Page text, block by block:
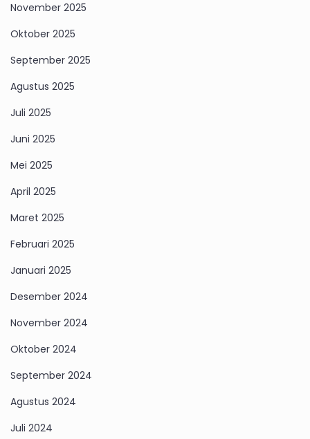
November 2025
Oktober 2025
September 2025
Agustus 2025
Juli 2025
Juni 2025
Mei 2025
April 2025
Maret 2025
Februari 2025
Januari 2025
Desember 2024
November 2024
Oktober 2024
September 2024
Agustus 2024
Juli 2024